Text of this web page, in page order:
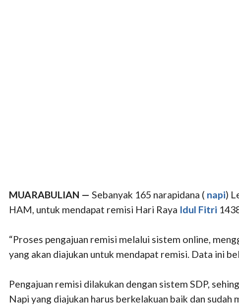
MUARABULIAN — Sebanyak 165 narapidana ( napi)
HAM, untuk mendapat remisi Hari Raya Idul Fitri
“Proses pengajuan remisi melalui sistem online,
yang akan diajukan untuk mendapat remisi. Data ini
Pengajuan remisi dilakukan dengan sistem SDP,
Napi yang diajukan harus berkelakuan baik dan sudah